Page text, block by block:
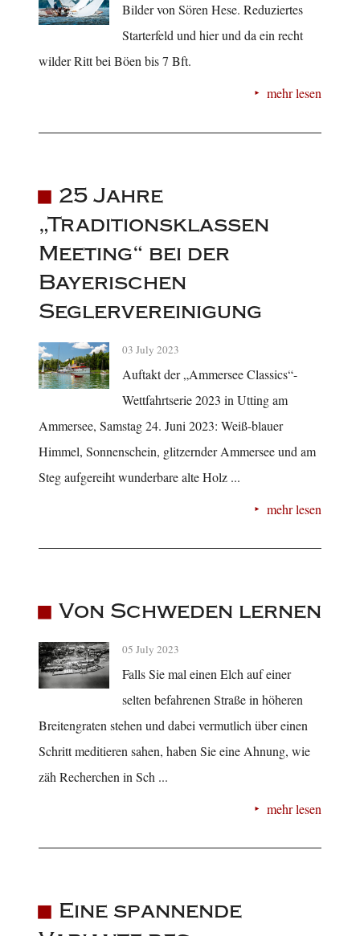
Bilder von Sören Hese. Reduziertes
Starterfeld und hier und da ein recht
wilder Ritt bei Böen bis 7 Bft.
mehr lesen
25 Jahre
„Traditionsklassen
Meeting“ bei der
Bayerischen
Seglervereinigung
03 July 2023
Auftakt der „Ammersee Classics“-
Wettfahrtserie 2023 in Utting am
Ammersee, Samstag 24. Juni 2023: Weiß-blauer
Himmel, Sonnenschein, glitzernder Ammersee und am
Steg aufgereiht wunderbare alte Holz ...
mehr lesen
Von Schweden lernen
05 July 2023
Falls Sie mal einen Elch auf einer
selten befahrenen Straße in höheren
Breitengraten stehen und dabei vermutlich über einen
Schritt meditieren sahen, haben Sie eine Ahnung, wie
zäh Recherchen in Sch ...
mehr lesen
Eine spannende